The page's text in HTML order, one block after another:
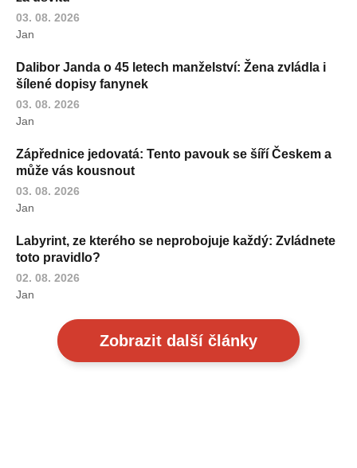
03. 08. 2026
Jan
Dalibor Janda o 45 letech manželství: Žena zvládla i
šílené dopisy fanynek
03. 08. 2026
Jan
Zápřednice jedovatá: Tento pavouk se šíří Českem a
může vás kousnout
03. 08. 2026
Jan
Labyrint, ze kterého se neprobojuje každý: Zvládnete
toto pravidlo?
02. 08. 2026
Jan
Zobrazit další články